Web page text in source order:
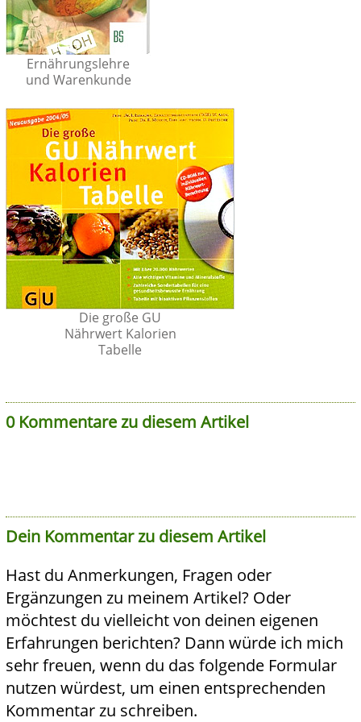
Ernährungslehre
und Warenkunde
Die große GU
Nährwert Kalorien
Tabelle
0 Kommentare zu diesem Artikel
Dein Kommentar zu diesem Artikel
Hast du Anmerkungen, Fragen oder
Ergänzungen zu meinem Artikel? Oder
möchtest du vielleicht von deinen eigenen
Erfahrungen berichten? Dann würde ich mich
sehr freuen, wenn du das folgende Formular
nutzen würdest, um einen entsprechenden
Kommentar zu schreiben.